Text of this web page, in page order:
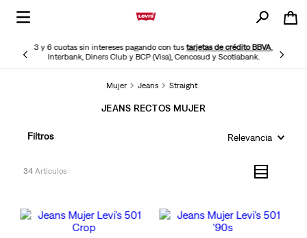
3 y 6 cuotas sin intereses pagando con tustarjetas de crédito BBVA,
Interbank, Diners Club y BCP (Visa), Cencosud y Scotiabank.
Mujer Jeans Straight
JEANS RECTOS MUJER
Filtros Relevancia
34